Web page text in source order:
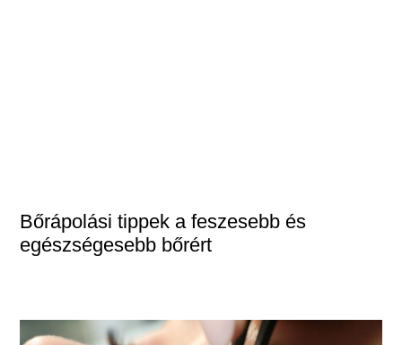
Bőrápolási tippek a feszesebb és
egészségesebb bőrért